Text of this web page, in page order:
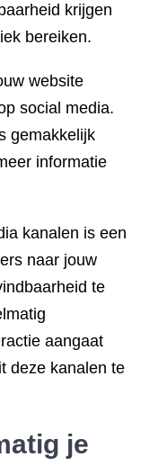
krijgen
bereiken.
website
social media.
gemakkelijk
informatie
kanalen is een
naar jouw
te
aangaat
deze kanalen te
je